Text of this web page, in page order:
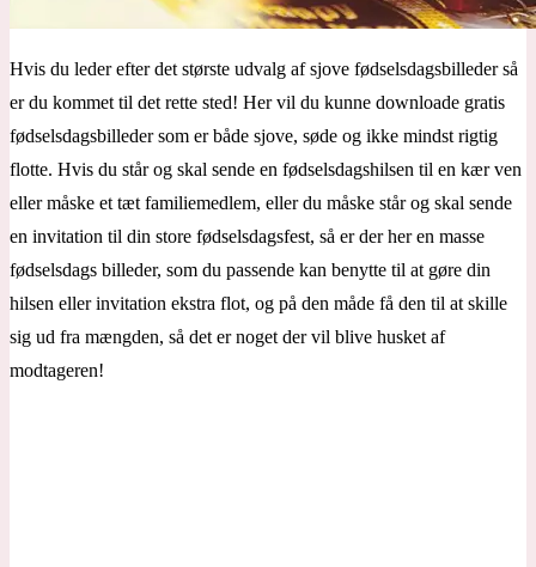
Hvis du leder efter det største udvalg af sjove fødselsdagsbilleder så
er du kommet til det rette sted! Her vil du kunne downloade gratis
fødselsdagsbilleder som er både sjove, søde og ikke mindst rigtig
flotte. Hvis du står og skal sende en fødselsdagshilsen til en kær ven
eller måske et tæt familiemedlem, eller du måske står og skal sende
en invitation til din store fødselsdagsfest, så er der her en masse
fødselsdags billeder, som du passende kan benytte til at gøre din
hilsen eller invitation ekstra flot, og på den måde få den til at skille
sig ud fra mængden, så det er noget der vil blive husket af
modtageren!